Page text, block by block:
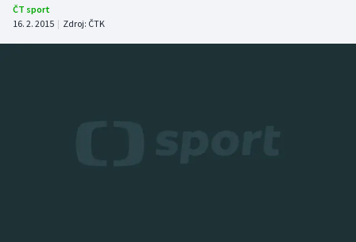
Atletika
ČT sport
16. 2. 2015 | Zdroj: ČTK